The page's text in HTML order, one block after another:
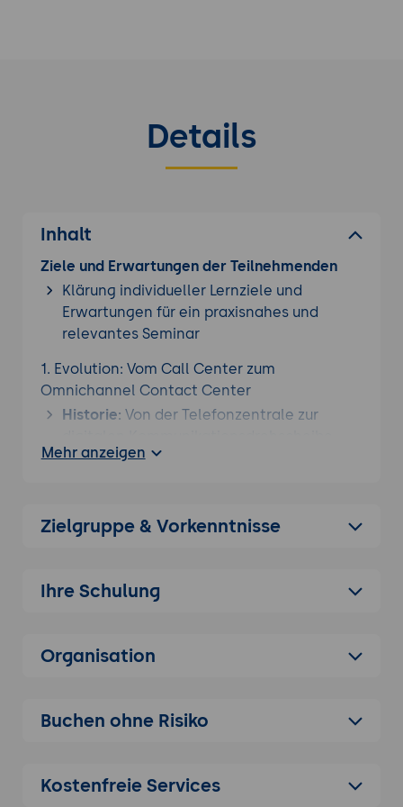
Details
Inhalt
Ziele und Erwartungen der Teilnehmenden
Klärung individueller Lernziele und
Erwartungen für ein praxisnahes und
relevantes Seminar
1. Evolution: Vom Call Center zum
Omnichannel Contact Center
Historie: Von der Telefonzentrale zur
Multichannel vs. Omnichannel:
Trends:Mobile-First-Service, Video-
2. Kerntechnologien: CTI, IVR und ACD
Die Brücke zwischen Telefonie und
Intelligente Vorqualifizierung durch
Herzstück der fairen und effizienten
Mehr anzeigen
Zielgruppe & Vorkenntnisse
Ihre Schulung
Organisation
Buchen ohne Risiko
Kostenfreie Services